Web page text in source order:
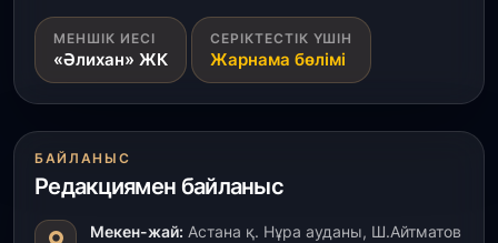
1 тамыз, 2026
Кинопоиск Қазақстан азаматтарының ең
танымал онлайн-кинотеатрына айналды
Ақмола облысындағы кездесуде кәсіпкерлер мен
ұстаздар «Әділет» партиясына өз ұсыныстарын
айтты
МЕНШІК ИЕСІ
«Әлихан» ЖК
СЕРІКТЕСТІК ҮШІН
Жарнама бөлімі
БАЙЛАНЫС
Редакциямен байланыс
Мекен-жай: Астана қ. Нұра ауданы, Ш.Айтматов